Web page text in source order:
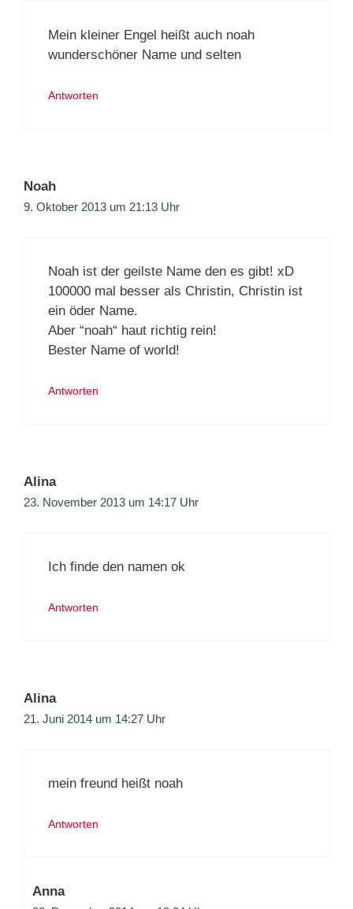
Mein kleiner Engel heißt auch noah
wunderschöner Name und selten
Antworten
Noah
9. Oktober 2013 um 21:13 Uhr
Noah ist der geilste Name den es gibt! xD
100000 mal besser als Christin, Christin ist
ein öder Name.
Aber “noah“ haut richtig rein!
Bester Name of world!
Antworten
Alina
23. November 2013 um 14:17 Uhr
Ich finde den namen ok
Antworten
Alina
21. Juni 2014 um 14:27 Uhr
mein freund heißt noah
Antworten
Anna